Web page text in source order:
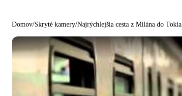
Domov/Skryté kamery/Najrýchlejšia cesta z Milána do Tokia